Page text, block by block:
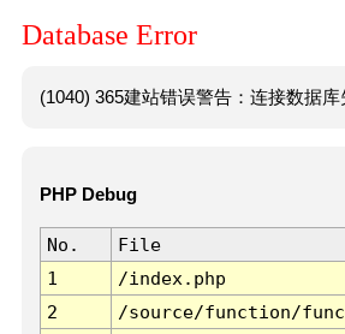
Database Error
(1040) 365建站错误警告：连接数据
PHP Debug
No. File
1
/index.php
2
/source/function/